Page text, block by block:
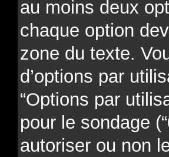
au moins deux
chaque option
zone du texte.
d’options par
“Options par
pour le sondage
autoriser ou non